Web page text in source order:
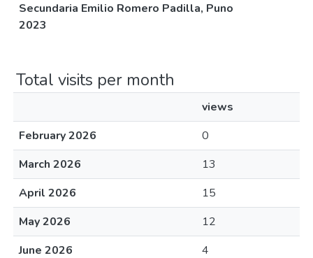
Secundaria Emilio Romero Padilla, Puno
2023
Total visits per month
views
February 2026
0
March 2026
13
April 2026
15
May 2026
12
June 2026
4